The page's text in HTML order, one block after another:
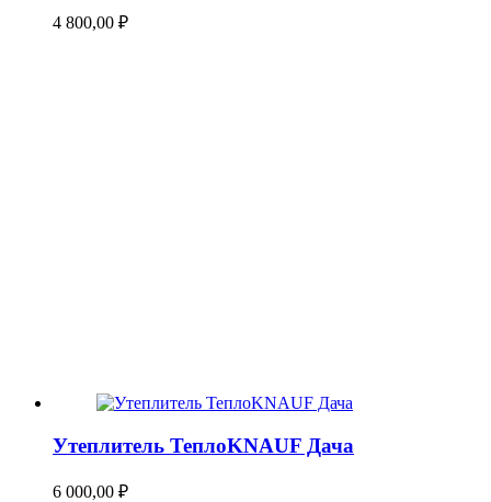
4 800,00 ₽
Утеплитель ТеплоKNAUF Дача
6 000,00 ₽